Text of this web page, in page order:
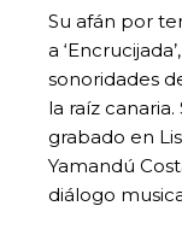
Su afán por
a
sonoridades
la raíz canaria.
grabado en
Yamandú
diálogo